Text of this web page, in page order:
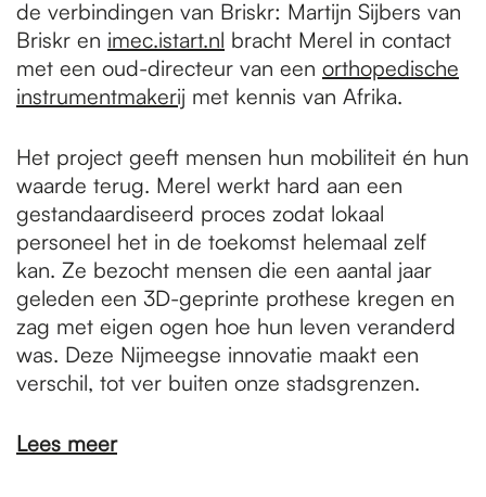
de verbindingen van Briskr: Martijn Sijbers van
Briskr en imec.istart.nl bracht Merel in contact
met een oud-directeur van een orthopedische
instrumentmakerij met kennis van Afrika.
Het project geeft mensen hun mobiliteit én hun
waarde terug. Merel werkt hard aan een
gestandaardiseerd proces zodat lokaal
personeel het in de toekomst helemaal zelf
kan. Ze bezocht mensen die een aantal jaar
geleden een 3D-geprinte prothese kregen en
zag met eigen ogen hoe hun leven veranderd
was. Deze Nijmeegse innovatie maakt een
verschil, tot ver buiten onze stadsgrenzen.
Lees meer